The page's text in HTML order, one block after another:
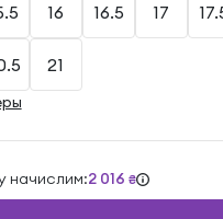
16 16.5 17
21
начислим:2 016 ₴